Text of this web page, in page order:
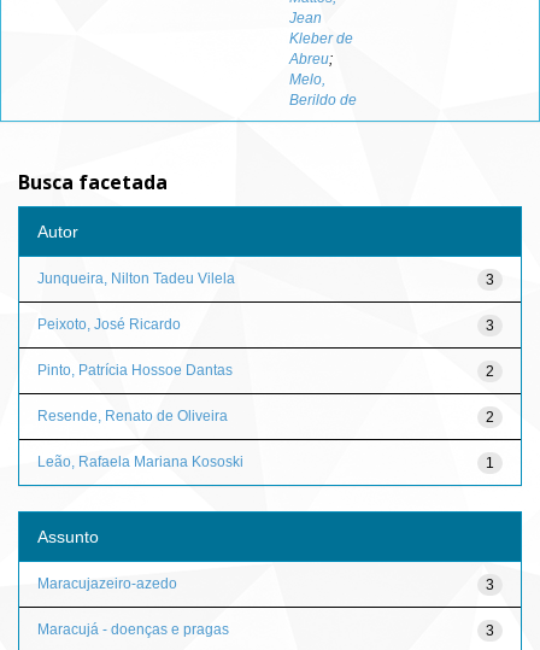
Jean
Kleber de
Abreu;
Melo,
Berildo de
Busca facetada
Autor
3
Junqueira, Nilton Tadeu Vilela
3
Peixoto, José Ricardo
2
Pinto, Patrícia Hossoe Dantas
2
Resende, Renato de Oliveira
1
Leão, Rafaela Mariana Kososki
Assunto
3
Maracujazeiro-azedo
3
Maracujá - doenças e pragas